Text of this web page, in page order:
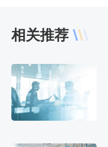
相关推荐